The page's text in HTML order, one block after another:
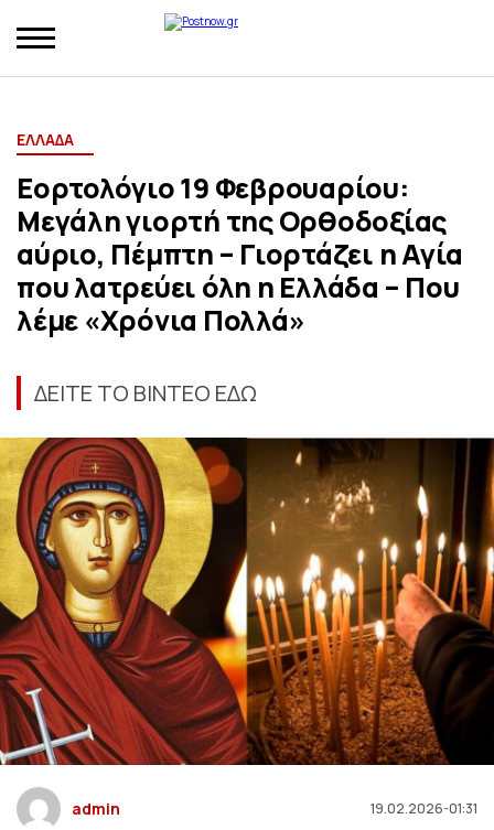
ΕΛΛΑΔΑ
Εορτολόγιο 19 Φεβρουαρίου:
Μεγάλη γιορτή της Ορθοδοξίας
αύριο, Πέμπτη – Γιορτάζει η Αγία
που λατρεύει όλη η Ελλάδα – Που
λέμε «Χρόνια Πολλά»
ΔΕΙΤΕ ΤΟ ΒΙΝΤΕΟ ΕΔΩ
admin 19.02.2026-01:31